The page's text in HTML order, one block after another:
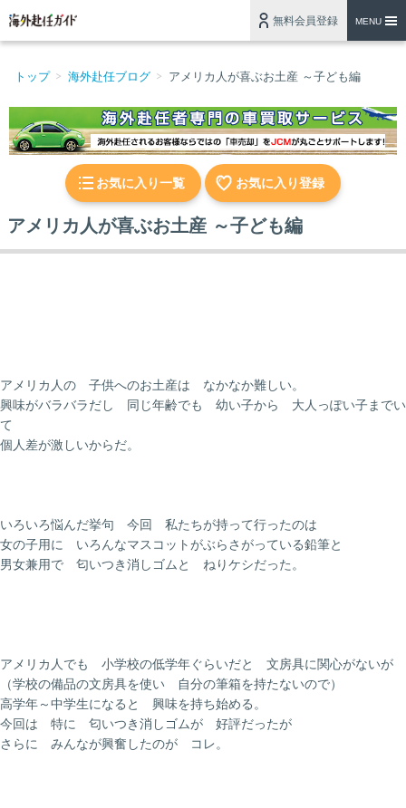
無料会員登録 MENU
トップ 海外赴任ブログ アメリカ人が喜ぶお土産 ～子ども編
お気に入り一覧 お気に入り登録
アメリカ人が喜ぶお土産 ～子ども編
アメリカ人の 子供へのお土産は なかなか難しい。
興味がバラバラだし 同じ年齢でも 幼い子から 大人っぽい子までい
て
個人差が激しいからだ。
いろいろ悩んだ挙句 今回 私たちが持って行ったのは
女の子用に いろんなマスコットがぶらさがっている鉛筆と
男女兼用で 匂いつき消しゴムと ねりケシだった。
アメリカ人でも 小学校の低学年ぐらいだと 文房具に関心がないが
（学校の備品の文房具を使い 自分の筆箱を持たないので）
高学年～中学生になると 興味を持ち始める。
今回は 特に 匂いつき消しゴムが 好評だったが
さらに みんなが興奮したのが コレ。